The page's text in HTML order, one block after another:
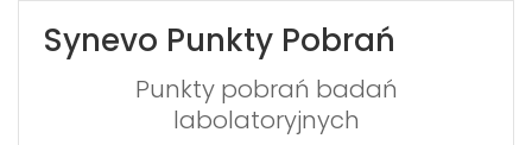
this,
leave
Synevo Punkty Pobrań
Punkty pobrań badań
labolatoryjnych